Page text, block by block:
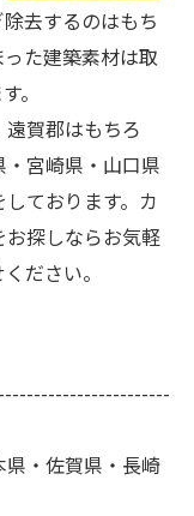
去するのはもち
た建築素材は取
。
賀郡はもちろ
宮崎県・山口県
ております。カ
探しならお気軽
ださい。
・佐賀県・長崎